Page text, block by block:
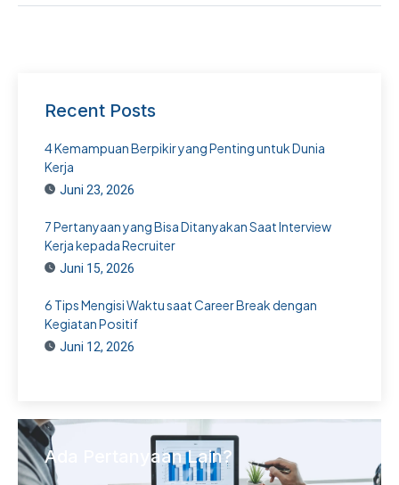
Recent Posts
4 Kemampuan Berpikir yang Penting untuk Dunia
Kerja
Juni 23, 2026
7 Pertanyaan yang Bisa Ditanyakan Saat Interview
Kerja kepada Recruiter
Juni 15, 2026
6 Tips Mengisi Waktu saat Career Break dengan
Kegiatan Positif
Juni 12, 2026
Ada Pertanyaan Lain?